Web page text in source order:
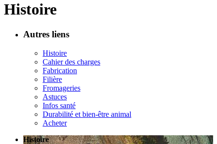
Histoire
Autres liens
Histoire
Cahier des charges
Fabrication
Filière
Fromageries
Astuces
Infos santé
Durabilité et bien-être animal
Acheter
Histoire